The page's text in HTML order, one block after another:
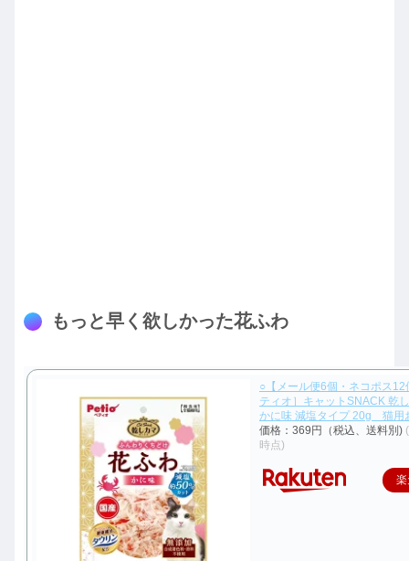
もっと早く欲しかった花ふわ
○【メール便6個・ネコポス12
ティオ］キャットSNACK 乾
かに味 減塩タイプ 20g 猫用
価格：369円（税込、送料別)
時点)